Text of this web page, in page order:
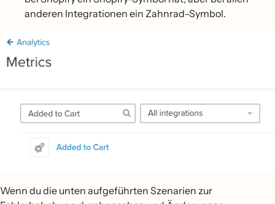
anderen Integrationen ein Zahnrad-Symbol.
Wenn du die unten aufgeführten Szenarien zur